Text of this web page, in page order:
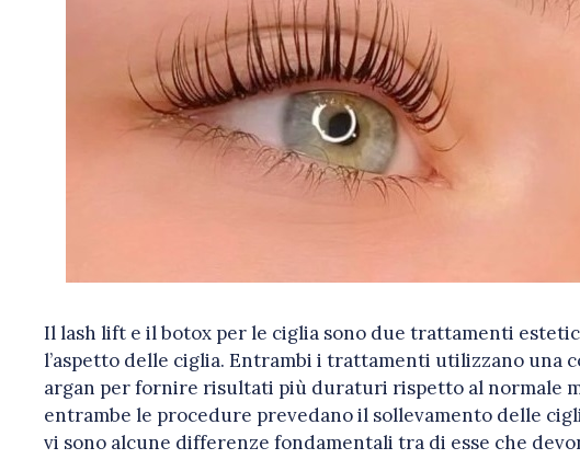
Il lash lift e il botox per le ciglia sono due trattamenti
l’aspetto delle ciglia. Entrambi i trattamenti utilizzano una
argan per fornire risultati più duraturi rispetto al normale
entrambe le procedure prevedano il sollevamento delle
vi sono alcune differenze fondamentali tra di esse che